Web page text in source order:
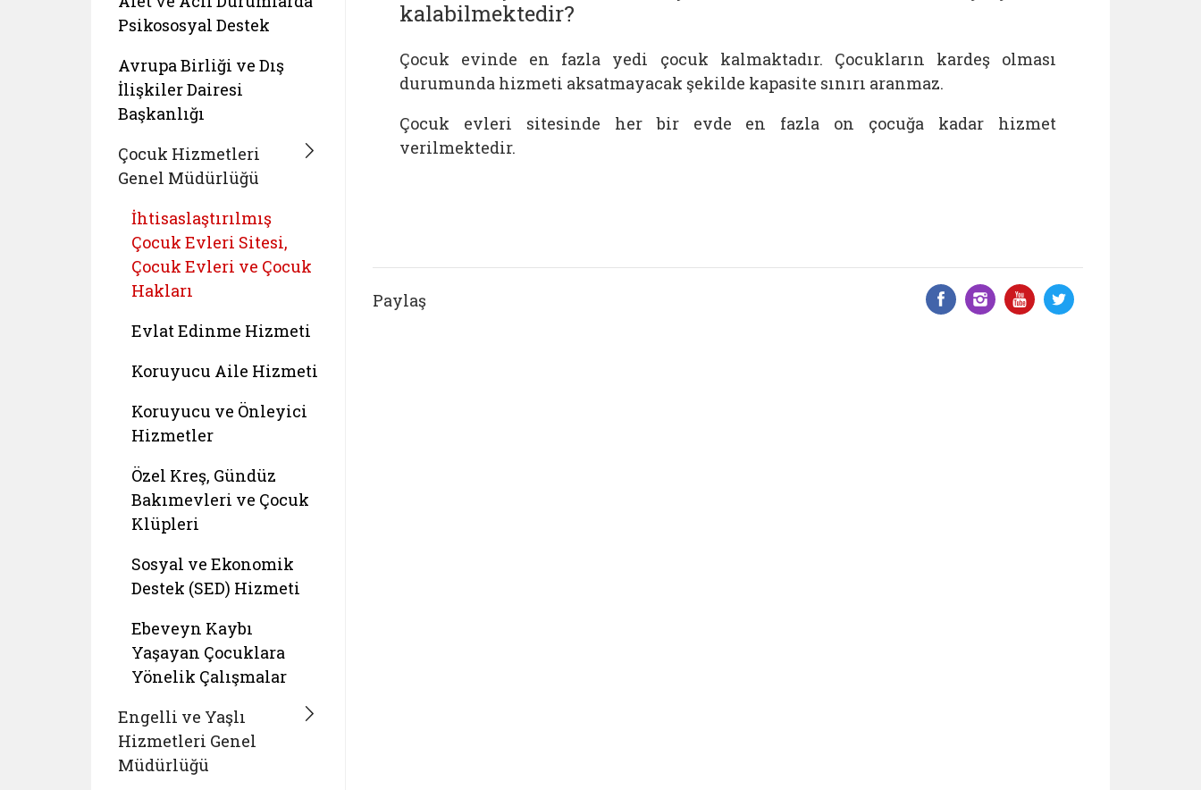
Psikososyal Destek
Avrupa Birliği ve Dış
İlişkiler Dairesi
Başkanlığı
Çocuk Hizmetleri
Genel Müdürlüğü
İhtisaslaştırılmış
Çocuk Evleri Sitesi,
Çocuk Evleri ve Çocuk
Hakları
Evlat Edinme Hizmeti
Koruyucu Aile Hizmeti
Koruyucu ve Önleyici
Hizmetler
Özel Kreş, Gündüz
Bakımevleri ve Çocuk
Klüpleri
Sosyal ve Ekonomik
Destek (SED) Hizmeti
Ebeveyn Kaybı
Yaşayan Çocuklara
Yönelik Çalışmalar
Engelli ve Yaşlı
Hizmetleri Genel
Müdürlüğü
kalabilmektedir?
Çocuk evinde en fazla yedi çocuk kalmaktadır. Çocukların kardeş olması
durumunda hizmeti aksatmayacak şekilde kapasite sınırı aranmaz.
Çocuk evleri sitesinde her bir evde en fazla on çocuğa kadar hizmet
verilmektedir.
Paylaş Facebook üzerinde paylaş
Instagram'da paylaş
YouTube
Twitter